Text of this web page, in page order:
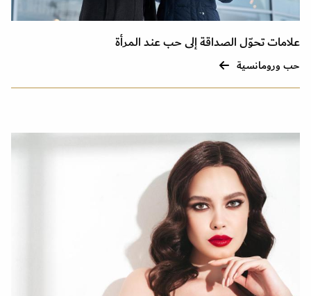
علامات تحوّل الصداقة إلى حب عند المرأة
حب ورومانسية